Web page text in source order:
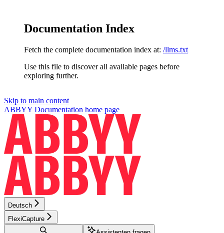
Documentation Index
Fetch the complete documentation index at: /llms.txt
Use this file to discover all available pages before
exploring further.
Skip to main content
ABBYY Documentation home page
Deutsch
FlexiCapture